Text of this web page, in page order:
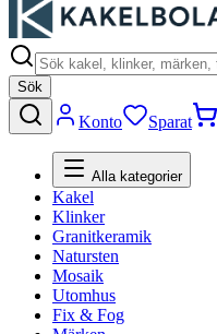
Sök
Konto Sparat
Alla kategorier
Kakel
Klinker
Granitkeramik
Natursten
Mosaik
Utomhus
Fix & Fog